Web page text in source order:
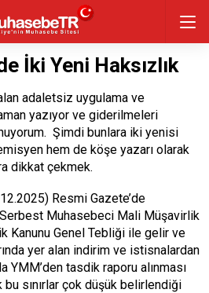
İki Yeni Haksızlık
adaletsiz uygulama ve
yazıyor ve giderilmeleri
Şimdi bunlara iki yenisi
hem de köşe yazarı olarak
dikkat çekmek.
Resmi Gazete’de
Serbest Muhasebeci Mali Müşavirlik
Kanunu Genel Tebliği ile gelir ve
yer alan indirim ve istisnalardan
YMM’den tasdik raporu alınması
bu sınırlar çok düşük belirlendiği